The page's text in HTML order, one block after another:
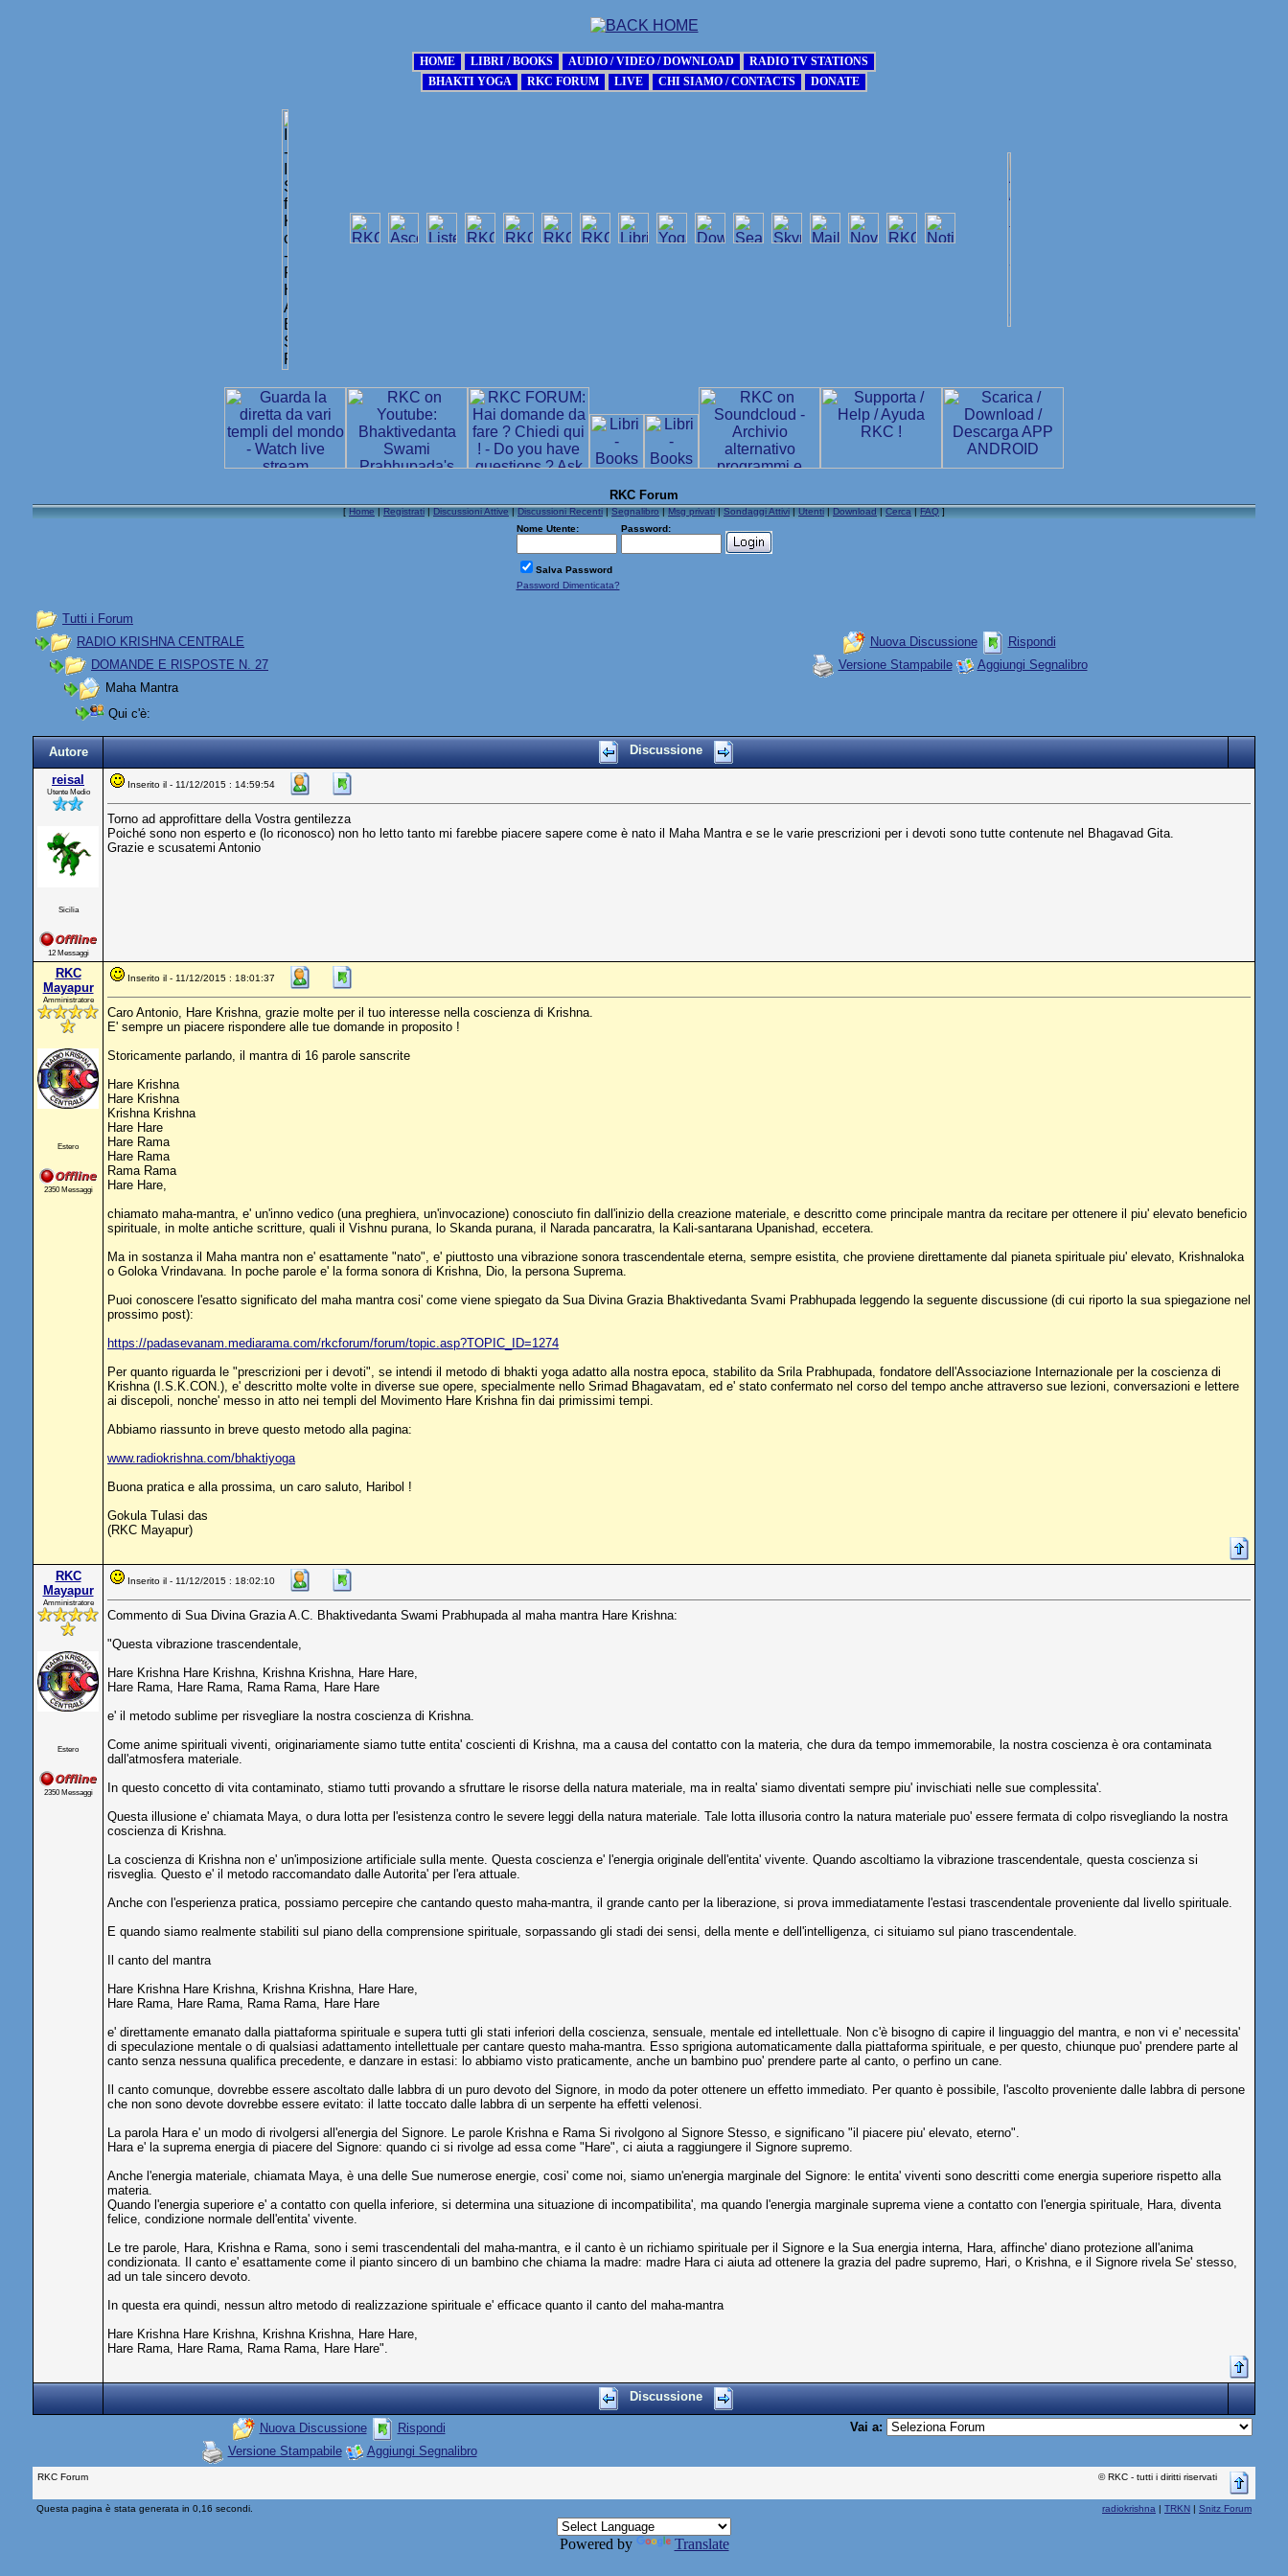
RKC Forum
[Home|Registrati|Discussioni Attive|Discussioni Recenti|Segnalibro|Msg privati|Sondaggi Attivi|Utenti|Download|Cerca|FAQ]
Nome Utente:
Password:
Salva Password
Password Dimenticata?
Tutti i Forum
RADIO KRISHNA CENTRALE
DOMANDE E RISPOSTE N. 27
Maha Mantra
Nuova Discussione
Rispondi
Versione Stampabile
Aggiungi Segnalibro
Qui c'è:
Autore Discussione
reisal
Utente Medio
Sicilia
12 Messaggi
Inserito il - 11/12/2015 : 14:59:54
Torno ad approfittare della Vostra gentilezza
Poiché sono non esperto e (lo riconosco) non ho letto tanto mi farebbe piacere sapere come è nato il Maha Mantra e se le varie prescrizioni per i devoti sono tutte contenute nel Bhagavad Gita.
Grazie e scusatemi Antonio
RKC
Mayapur
Amministratore
Estero
2350 Messaggi
Inserito il - 11/12/2015 : 18:01:37
Caro Antonio, Hare Krishna, grazie molte per il tuo interesse nella coscienza di Krishna.
E' sempre un piacere rispondere alle tue domande in proposito !
Storicamente parlando, il mantra di 16 parole sanscrite
Hare Krishna
Hare Krishna
Krishna Krishna
Hare Hare
Hare Rama
Hare Rama
Rama Rama
Hare Hare,
chiamato maha-mantra, e' un'inno vedico (una preghiera, un'invocazione) conosciuto fin dall'inizio della creazione materiale, e descritto come principale mantra da recitare per ottenere il piu' elevato beneficio
spirituale, in molte antiche scritture, quali il Vishnu purana, lo Skanda purana, il Narada pancaratra, la Kali-santarana Upanishad, eccetera.
Ma in sostanza il Maha mantra non e' esattamente "nato", e' piuttosto una vibrazione sonora trascendentale eterna, sempre esistita, che proviene direttamente dal pianeta spirituale piu' elevato, Krishnaloka
o Goloka Vrindavana. In poche parole e' la forma sonora di Krishna, Dio, la persona Suprema.
Puoi conoscere l'esatto significato del maha mantra cosi' come viene spiegato da Sua Divina Grazia Bhaktivedanta Svami Prabhupada leggendo la seguente discussione (di cui riporto la sua spiegazione nel
prossimo post):
https://padasevanam.mediarama.com/rkcforum/forum/topic.asp?TOPIC_ID=1274
Per quanto riguarda le "prescrizioni per i devoti", se intendi il metodo di bhakti yoga adatto alla nostra epoca, stabilito da Srila Prabhupada, fondatore dell'Associazione Internazionale per la coscienza di
Krishna (I.S.K.CON.), e' descritto molte volte in diverse sue opere, specialmente nello Srimad Bhagavatam, ed e' stato confermato nel corso del tempo anche attraverso sue lezioni, conversazioni e lettere
ai discepoli, nonche' messo in atto nei templi del Movimento Hare Krishna fin dai primissimi tempi.
Abbiamo riassunto in breve questo metodo alla pagina:
www.radiokrishna.com/bhaktiyoga
Buona pratica e alla prossima, un caro saluto, Haribol !
Gokula Tulasi das
(RKC Mayapur)
RKC
Mayapur
Amministratore
Estero
2350 Messaggi
Inserito il - 11/12/2015 : 18:02:10
Commento di Sua Divina Grazia A.C. Bhaktivedanta Swami Prabhupada al maha mantra Hare Krishna:
"Questa vibrazione trascendentale,
Hare Krishna Hare Krishna, Krishna Krishna, Hare Hare,
Hare Rama, Hare Rama, Rama Rama, Hare Hare
e' il metodo sublime per risvegliare la nostra coscienza di Krishna.
Come anime spirituali viventi, originariamente siamo tutte entita' coscienti di Krishna, ma a causa del contatto con la materia, che dura da tempo immemorabile, la nostra coscienza è ora contaminata
dall'atmosfera materiale.
In questo concetto di vita contaminato, stiamo tutti provando a sfruttare le risorse della natura materiale, ma in realta' siamo diventati sempre piu' invischiati nelle sue complessita'.
Questa illusione e' chiamata Maya, o dura lotta per l'esistenza contro le severe leggi della natura materiale. Tale lotta illusoria contro la natura materiale puo' essere fermata di colpo risvegliando la nostra
coscienza di Krishna.
La coscienza di Krishna non e' un'imposizione artificiale sulla mente. Questa coscienza e' l'energia originale dell'entita' vivente. Quando ascoltiamo la vibrazione trascendentale, questa coscienza si
risveglia. Questo e' il metodo raccomandato dalle Autorita' per l'era attuale.
Anche con l'esperienza pratica, possiamo percepire che cantando questo maha-mantra, il grande canto per la liberazione, si prova immediatamente l'estasi trascendentale proveniente dal livello spirituale.
E quando siamo realmente stabiliti sul piano della comprensione spirituale, sorpassando gli stadi dei sensi, della mente e dell'intelligenza, ci situiamo sul piano trascendentale.
Il canto del mantra
Hare Krishna Hare Krishna, Krishna Krishna, Hare Hare,
Hare Rama, Hare Rama, Rama Rama, Hare Hare
e' direttamente emanato dalla piattaforma spirituale e supera tutti gli stati inferiori della coscienza, sensuale, mentale ed intellettuale. Non c'è bisogno di capire il linguaggio del mantra, e non vi e' necessita'
di speculazione mentale o di qualsiasi adattamento intellettuale per cantare questo maha-mantra. Esso sprigiona automaticamente dalla piattaforma spirituale, e per questo, chiunque puo' prendere parte al
canto senza nessuna qualifica precedente, e danzare in estasi: lo abbiamo visto praticamente, anche un bambino puo' prendere parte al canto, o perfino un cane.
Il canto comunque, dovrebbe essere ascoltato dalle labbra di un puro devoto del Signore, in modo da poter ottenere un effetto immediato. Per quanto è possibile, l'ascolto proveniente dalle labbra di persone
che non sono devote dovrebbe essere evitato: il latte toccato dalle labbra di un serpente ha effetti velenosi.
La parola Hara e' un modo di rivolgersi all'energia del Signore. Le parole Krishna e Rama Si rivolgono al Signore Stesso, e significano "il piacere piu' elevato, eterno".
Hara e' la suprema energia di piacere del Signore: quando ci si rivolge ad essa come "Hare", ci aiuta a raggiungere il Signore supremo.
Anche l'energia materiale, chiamata Maya, è una delle Sue numerose energie, cosi' come noi, siamo un'energia marginale del Signore: le entita' viventi sono descritti come energia superiore rispetto alla
materia.
Quando l'energia superiore e' a contatto con quella inferiore, si determina una situazione di incompatibilita', ma quando l'energia marginale suprema viene a contatto con l'energia spirituale, Hara, diventa
felice, condizione normale dell'entita' vivente.
Le tre parole, Hara, Krishna e Rama, sono i semi trascendentali del maha-mantra, e il canto è un richiamo spirituale per il Signore e la Sua energia interna, Hara, affinche' diano protezione all'anima
condizionata. Il canto e' esattamente come il pianto sincero di un bambino che chiama la madre: madre Hara ci aiuta ad ottenere la grazia del padre supremo, Hari, o Krishna, e il Signore rivela Se' stesso,
ad un tale sincero devoto.
In questa era quindi, nessun altro metodo di realizzazione spirituale e' efficace quanto il canto del maha-mantra
Hare Krishna Hare Krishna, Krishna Krishna, Hare Hare,
Hare Rama, Hare Rama, Rama Rama, Hare Hare".
Discussione
Nuova Discussione
Rispondi
Versione Stampabile
Aggiungi Segnalibro
Vai a:
RKC Forum © RKC - tutti i diritti riservati
Questa pagina è stata generata in 0,16 secondi. radiokrishna | TRKN | Snitz Forum
Powered by Translate